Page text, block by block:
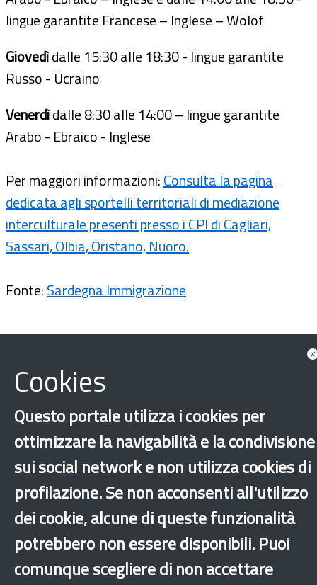
lingue garantite Francese – Inglese – Wolof
Giovedìdalle 15:30 alle 18:30 - lingue garantite
Russo - Ucraino
Venerdìdalle 8:30 alle 14:00 – lingue garantite
Arabo - Ebraico - Inglese
Per maggiori informazioni:Consulta la pagina
dedicata agli sportelli territoriali di mediazione
interculturale presenti presso i CPI di Cagliari,
Sassari, Olbia, Oristano, Nuoro.
Fonte:Sardegna Immigrazione
Integrazione Cagliari
Cookies
Questo portale utilizza i cookies per
ottimizzare la navigabilità e la condivisione
sui social network e non utilizza cookies di
profilazione. Se non acconsenti all'utilizzo
dei cookie, alcune di queste funzionalità
potrebbero non essere disponibili. Puoi
comunque scegliere di non accettare